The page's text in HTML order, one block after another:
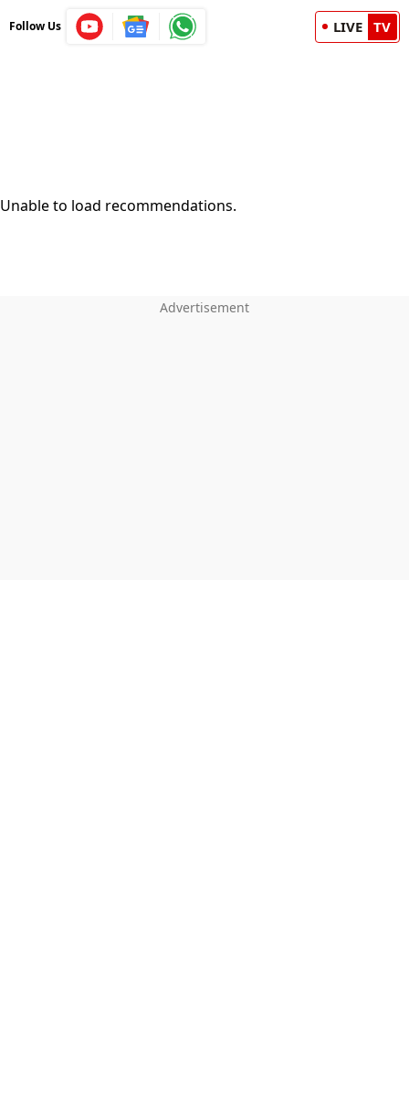
Follow Us LIVE TV
Unable to load recommendations.